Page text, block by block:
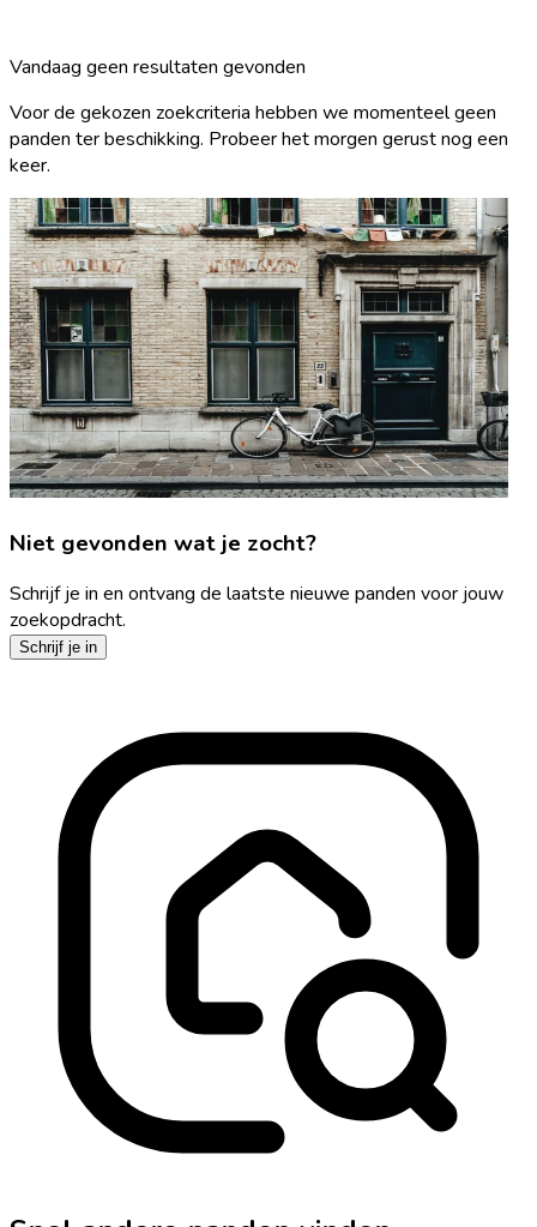
Vandaag geen resultaten gevonden
Voor de gekozen zoekcriteria hebben we momenteel geen
panden ter beschikking. Probeer het morgen gerust nog een
keer.
Niet gevonden wat je zocht?
Schrijf je in en ontvang de laatste nieuwe panden voor jouw
zoekopdracht.
Schrijf je in